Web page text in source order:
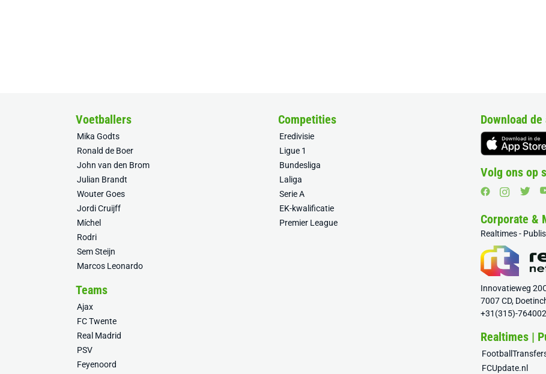
Voetballers
Mika Godts
Ronald de Boer
John van den Brom
Julian Brandt
Wouter Goes
Jordi Cruijff
Míchel
Rodri
Sem Steijn
Marcos Leonardo
Competities
Eredivisie
Ligue 1
Bundesliga
Laliga
Serie A
EK-kwalificatie
Premier League
Teams
Ajax
FC Twente
Real Madrid
PSV
Feyenoord
Download de
Volg ons op
Corporate &
Realtimes -
Innovatieweg
7007 CD,
+31(315)-764002
Realtimes |
FCUpdate.nl